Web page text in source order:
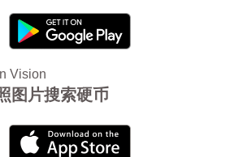
Vision
图片搜索硬币